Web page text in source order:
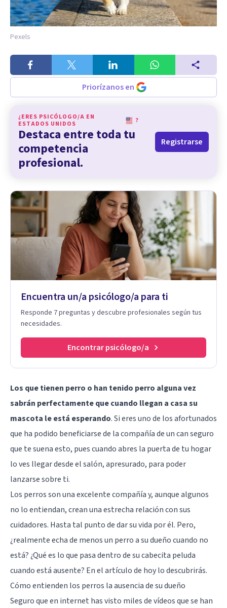
Pexels
Priorízanos en
¿ERES PSICÓLOGO/A EN
ESTADOS UNIDOS
?
Destaca entre toda tu
competencia
profesional.
Registrarse
Encuentra un/a psicólogo/a para ti
Responde 7 preguntas y descubre profesionales según tus
necesidades.
Encontrar psicólogo/a
Los que tienen perro o han tenido perro alguna vez
sabrán perfectamente que cuando llegan a casa su
mascota le está esperando. Si eres uno de los afortunados
que ha podido beneficiarse de la compañía de un can seguro
que te suena esto, pues cuando abres la puerta de tu hogar
lo ves llegar desde el salón, apresurado, para poder
lanzarse sobre ti.
Los perros son una excelente compañía y, aunque algunos
no lo entiendan, crean una estrecha relación con sus
cuidadores. Hasta tal punto de dar su vida por él. Pero,
¿realmente echa de menos un perro a su dueño cuando no
está? ¿Qué es lo que pasa dentro de su cabecita peluda
cuando está ausente? En el artículo de hoy lo descubrirás.
Cómo entienden los perros la ausencia de su dueño
Seguro que en internet has visto miles de vídeos que se han